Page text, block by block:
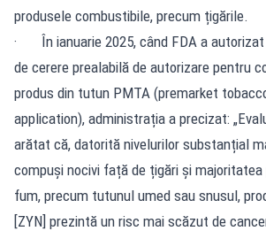
produsele combustibile, precum țigările.
· În ianuarie 2025, când FDA a autorizat
de cerere prealabilă de autorizare pentru
produs din tutun PMTA (premarket
application), administrația a precizat:
arătat că, datorită nivelurilor substanțial
compuși nocivi față de țigări și
fum, precum tutunul umed sau snusul,
[ZYN] prezintă un risc mai scăzut de